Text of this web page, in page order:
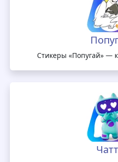
Стикеры «Попугай» —